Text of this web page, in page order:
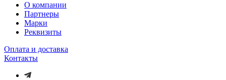
О компании
Партнеры
Марки
Реквизиты
Оплата и доставка
Контакты